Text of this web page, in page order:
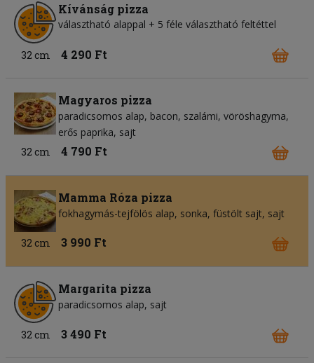
Kívánság pizza
választható alappal + 5 féle választható feltéttel
32 cm 4 290 Ft
Magyaros pizza
paradicsomos alap bacon szalámi vöröshagyma
erős paprika sajt
32 cm
4 790 Ft
Mamma Róza pizza
fokhagymás-tejfölös alap sonka füstölt sajt sajt
32 cm 3 990 Ft
Margarita pizza
paradicsomos alap sajt
32 cm 3 490 Ft